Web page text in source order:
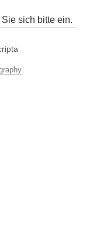
sich bitte ein.